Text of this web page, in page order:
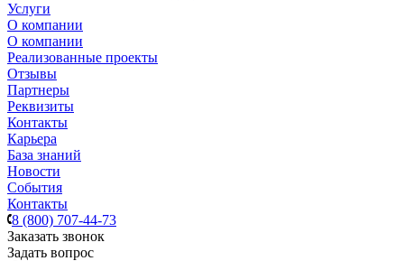
Услуги
О компании
О компании
Реализованные проекты
Отзывы
Партнеры
Реквизиты
Контакты
Карьера
База знаний
Новости
События
Контакты
8 (800) 707-44-73
Заказать звонок
Задать вопрос